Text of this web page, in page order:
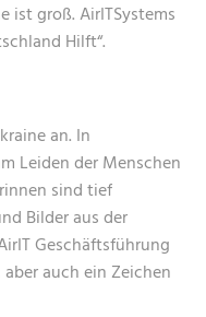
ist groß. AirITSystems
Hilft“.
an. In
Leiden der Menschen
sind tief
Bilder aus der
Geschäftsführung
auch ein Zeichen